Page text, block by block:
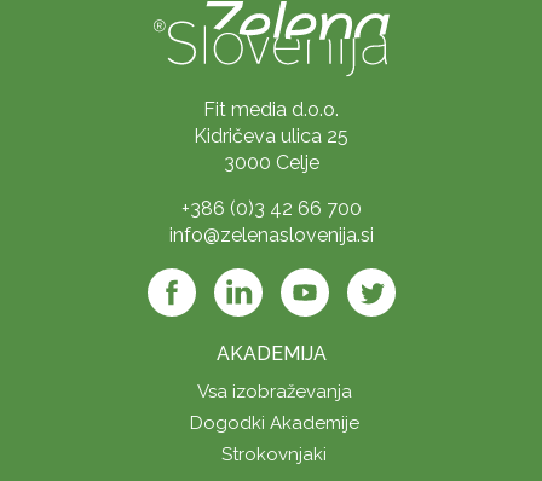
Fit media d.o.o.
Kidričeva ulica 25
3000 Celje
+386 (0)3 42 66 700
info@zelenaslovenija.si
AKADEMIJA
Vsa izobraževanja
Dogodki Akademije
Strokovnjaki